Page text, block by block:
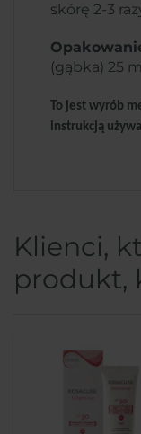
skórę 2-3
(gąbka) 25
To jest wyrób
instrukcją
Klienci,
produkt,